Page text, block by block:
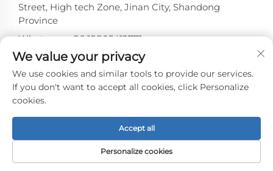
Street, High tech Zone, Jinan City, Shandong
Province
Whatsapp:+86 18805412771
+1（314）5989651
E-mail:[email protected]
Technology Co., Ltd -Informativa sulla privacy
We value your privacy
We use cookies and similar tools to provide our services.
If you don't want to accept all cookies, click Personalize
cookies.
Personalize cookies
Accept all